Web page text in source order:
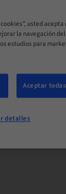
usted
la navegación
estudios para
Aceptar
detalles